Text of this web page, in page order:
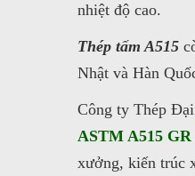
nhiệt độ cao.
Thép tấm A515
Nhật và Hàn
Công ty Thép
ASTM A515 GR
xưởng, kiến trúc